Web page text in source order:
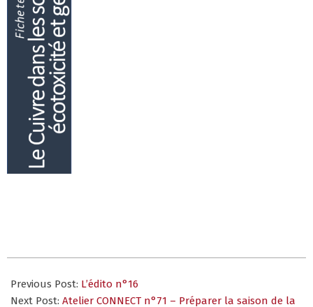
01-
31
Previous Post: L’édito n°16
Next Post: Atelier CONNECT n°71 – Préparer la saison de la